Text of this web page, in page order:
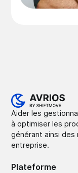
Aider les
à optimiser les
générant ainsi
entreprise.
Plateforme